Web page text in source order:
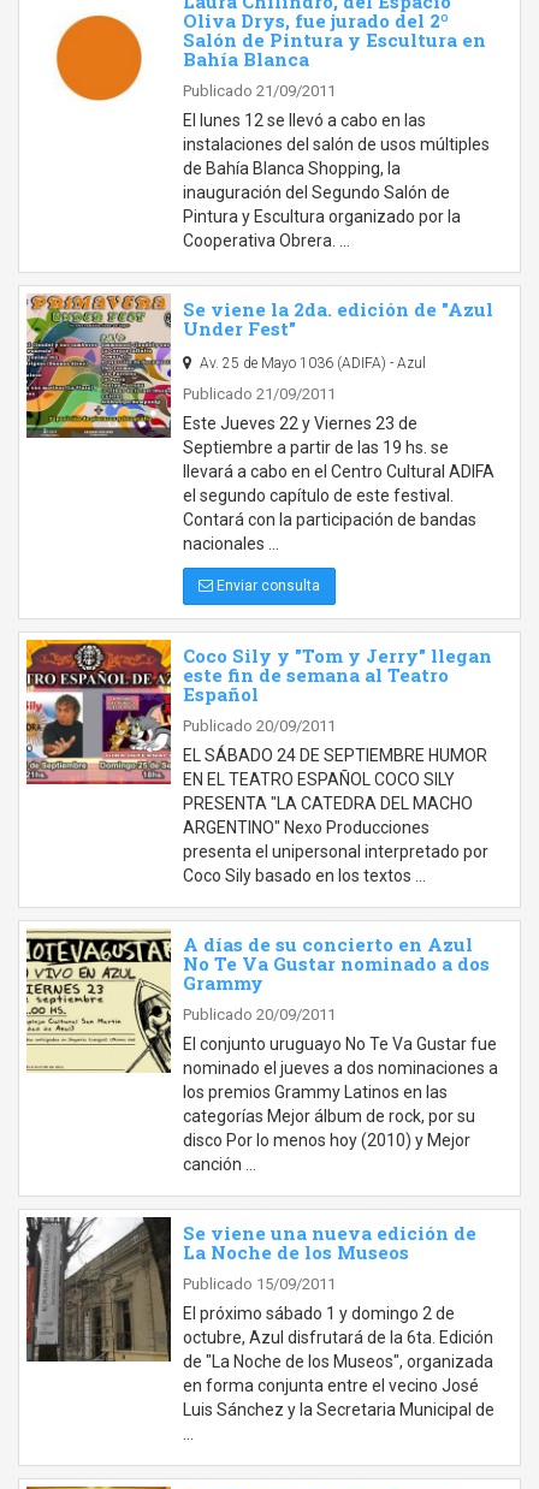
Oliva Drys, fue jurado del 2º
Salón de Pintura y Escultura en
Bahía Blanca
Publicado 21/09/2011
El lunes 12 se llevó a cabo en las
instalaciones del salón de usos múltiples
de Bahía Blanca Shopping, la
inauguración del Segundo Salón de
Pintura y Escultura organizado por la
Cooperativa Obrera. …
Se viene la 2da. edición de "Azul
Under Fest"
Av. 25 de Mayo 1036 (ADIFA) - Azul
Publicado 21/09/2011
Este Jueves 22 y Viernes 23 de
Septiembre a partir de las 19 hs. se
llevará a cabo en el Centro Cultural ADIFA
el segundo capítulo de este festival.
Contará con la participación de bandas
nacionales …
Enviar consulta
Coco Sily y "Tom y Jerry" llegan
este fin de semana al Teatro
Español
Publicado 20/09/2011
EL SÁBADO 24 DE SEPTIEMBRE HUMOR
EN EL TEATRO ESPAÑOL COCO SILY
PRESENTA "LA CATEDRA DEL MACHO
ARGENTINO" Nexo Producciones
presenta el unipersonal interpretado por
Coco Sily basado en los textos …
A días de su concierto en Azul
No Te Va Gustar nominado a dos
Grammy
Publicado 20/09/2011
El conjunto uruguayo No Te Va Gustar fue
nominado el jueves a dos nominaciones a
los premios Grammy Latinos en las
categorías Mejor álbum de rock, por su
disco Por lo menos hoy (2010) y Mejor
canción …
Se viene una nueva edición de
La Noche de los Museos
Publicado 15/09/2011
El próximo sábado 1 y domingo 2 de
octubre, Azul disfrutará de la 6ta. Edición
de "La Noche de los Museos", organizada
en forma conjunta entre el vecino José
Luis Sánchez y la Secretaria Municipal de